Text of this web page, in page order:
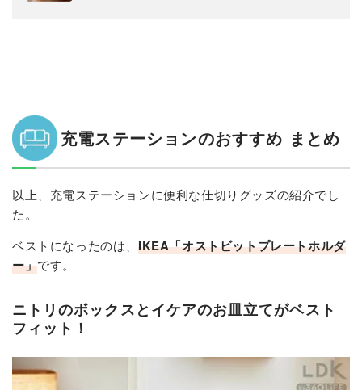
充電ステーションのおすすめ まとめ
以上、充電ステーションに便利な仕切りグッズの紹介でし
た。
ベストになったのは、 IKEA「オストビットプレートホルダ
ー」です。
ニトリのボックスとイケアのお皿立てがベスト
フィット！